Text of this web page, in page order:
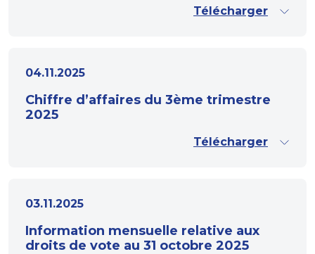
Télécharger
04.11.2025
Chiffre d’affaires du 3ème trimestre
2025
Télécharger
03.11.2025
Information mensuelle relative aux
droits de vote au 31 octobre 2025